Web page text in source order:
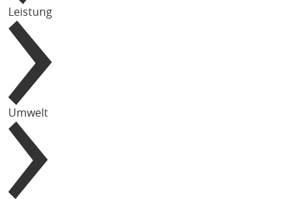
Leistung
Umwelt